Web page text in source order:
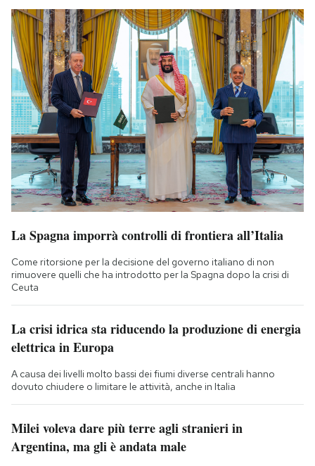
La Spagna imporrà controlli di frontiera all’Italia
Come ritorsione per la decisione del governo italiano di non
rimuovere quelli che ha introdotto per la Spagna dopo la crisi di
Ceuta
La crisi idrica sta riducendo la produzione di energia
elettrica in Europa
A causa dei livelli molto bassi dei fiumi diverse centrali hanno
dovuto chiudere o limitare le attività, anche in Italia
Milei voleva dare più terre agli stranieri in
Argentina, ma gli è andata male